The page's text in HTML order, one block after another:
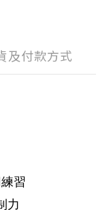
及付款方式
習
力